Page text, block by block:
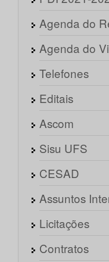
Agenda do
Agenda do
Telefones
Editais
Ascom
Sisu UFS
CESAD
Assuntos
Licitações
Contratos